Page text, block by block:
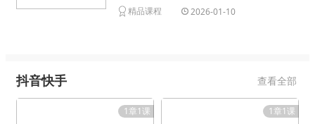
精品课程 2026-01-10
抖音快手 查看全部
1章1课 1章1课